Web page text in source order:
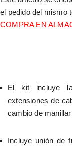
el pedido del mismo
COMPRA EN
El kit incluye
extensiones de
cambio de manillar
Incluye unión de